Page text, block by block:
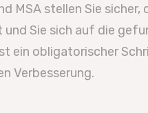
MSA stellen Sie
Sie sich auf die
ein obligatorischer
Verbesserung.